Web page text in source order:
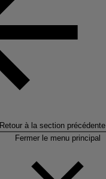
Retour à la section précédente
Fermer le menu principal